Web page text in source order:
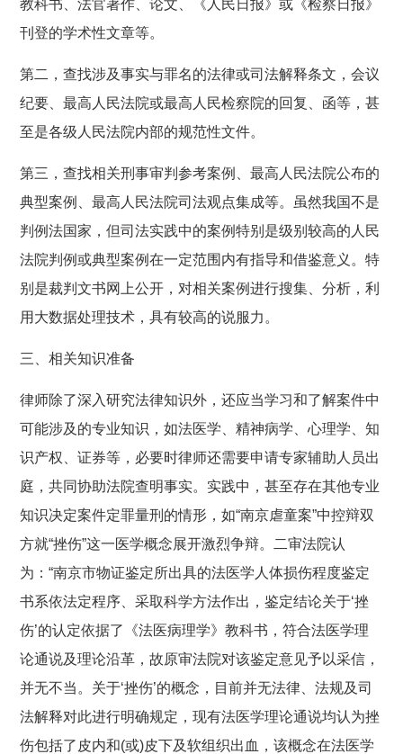
教科书、法官著作、论文、《人民日报》或《检察日报》
刊登的学术性文章等。
第二，查找涉及事实与罪名的法律或司法解释条文，会议
纪要、最高人民法院或最高人民检察院的回复、函等，甚
至是各级人民法院内部的规范性文件。
第三，查找相关刑事审判参考案例、最高人民法院公布的
典型案例、最高人民法院司法观点集成等。虽然我国不是
判例法国家，但司法实践中的案例特别是级别较高的人民
法院判例或典型案例在一定范围内有指导和借鉴意义。特
别是裁判文书网上公开，对相关案例进行搜集、分析，利
用大数据处理技术，具有较高的说服力。
三、相关知识准备
律师除了深入研究法律知识外，还应当学习和了解案件中
可能涉及的专业知识，如法医学、精神病学、心理学、知
识产权、证券等，必要时律师还需要申请专家辅助人员出
庭，共同协助法院查明事实。实践中，甚至存在其他专业
知识决定案件定罪量刑的情形，如“南京虐童案”中控辩双
方就“挫伤”这一医学概念展开激烈争辩。二审法院认
为：“南京市物证鉴定所出具的法医学人体损伤程度鉴定
书系依法定程序、采取科学方法作出，鉴定结论关于‘挫
伤’的认定依据了《法医病理学》教科书，符合法医学理
论通说及理论沿革，故原审法院对该鉴定意见予以采信，
并无不当。关于‘挫伤’的概念，目前并无法律、法规及司
法解释对此进行明确规定，现有法医学理论通说均认为挫
伤包括了皮内和(或)皮下及软组织出血，该概念在法医学